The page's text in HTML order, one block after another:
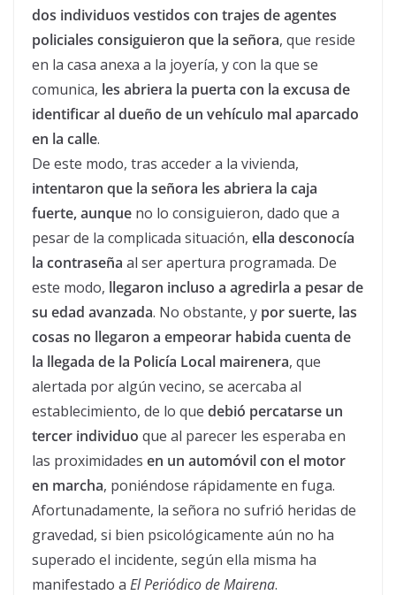
dos individuos vestidos con trajes de agentes
policiales consiguieron que la señora, que reside
en la casa anexa a la joyería, y con la que se
comunica, les abriera la puerta con la excusa de
identificar al dueño de un vehículo mal aparcado
en la calle.
De este modo, tras acceder a la vivienda,
intentaron que la señora les abriera la caja
fuerte, aunque no lo consiguieron, dado que a
pesar de la complicada situación, ella desconocía
la contraseña al ser apertura programada. De
este modo, llegaron incluso a agredirla a pesar de
su edad avanzada. No obstante, y por suerte, las
cosas no llegaron a empeorar habida cuenta de
la llegada de la Policía Local mairenera, que
alertada por algún vecino, se acercaba al
establecimiento, de lo que debió percatarse un
tercer individuo que al parecer les esperaba en
las proximidades en un automóvil con el motor
en marcha, poniéndose rápidamente en fuga.
Afortunadamente, la señora no sufrió heridas de
gravedad, si bien psicológicamente aún no ha
superado el incidente, según ella misma ha
manifestado a El Periódico de Mairena.